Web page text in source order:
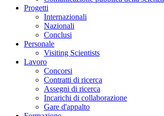
Progetti
Internazionali
Nazionali
Conclusi
Personale
Visiting Scientists
Lavoro
Concorsi
Contratti di ricerca
Assegni di ricerca
Incarichi di collaborazione
Gare d'appalto